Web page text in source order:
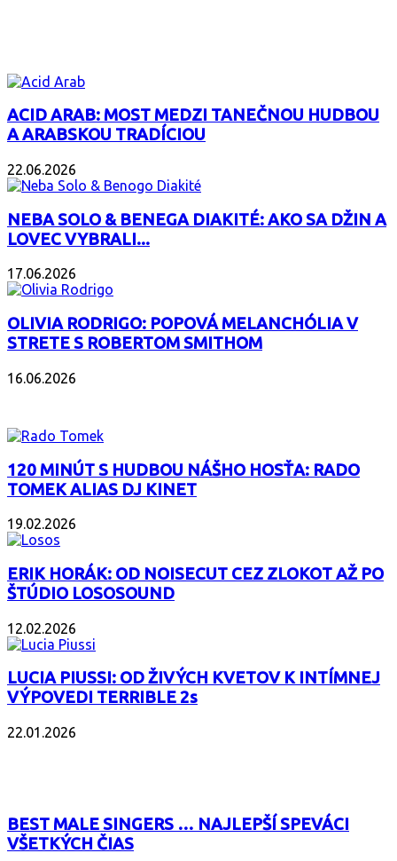
ACID ARAB: MOST MEDZI TANEČNOU HUDBOU
A ARABSKOU TRADÍCIOU
22.06.2026
NEBA SOLO & BENEGA DIAKITÉ: AKO SA DŽIN A
LOVEC VYBRALI...
17.06.2026
OLIVIA RODRIGO: POPOVÁ MELANCHÓLIA V
STRETE S ROBERTOM SMITHOM
16.06.2026
120 MINÚT S HUDBOU NÁŠHO HOSŤA: RADO
TOMEK ALIAS DJ KINET
19.02.2026
ERIK HORÁK: OD NOISECUT CEZ ZLOKOT AŽ PO
ŠTÚDIO LOSOSOUND
12.02.2026
LUCIA PIUSSI: OD ŽIVÝCH KVETOV K INTÍMNEJ
VÝPOVEDI TERRIBLE 2s
22.01.2026
BEST MALE SINGERS … NAJLEPŠÍ SPEVÁCI
VŠETKÝCH ČIAS